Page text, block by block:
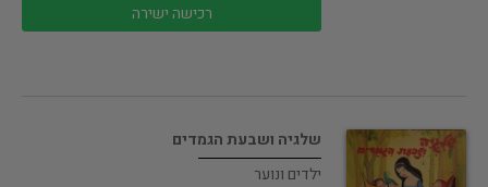
רכישה ישירה
שלגיה ושבעת הגמדים
ילדים ונוער